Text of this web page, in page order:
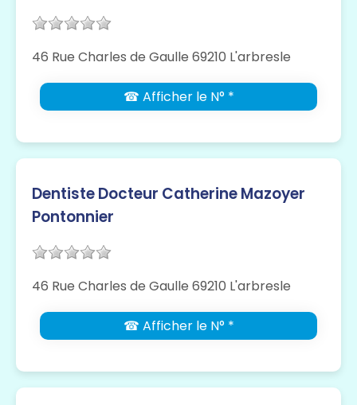
46 Rue Charles de Gaulle 69210 L'arbresle
☎ Afficher le N° *
Dentiste Docteur Catherine Mazoyer
Pontonnier
46 Rue Charles de Gaulle 69210 L'arbresle
☎ Afficher le N° *